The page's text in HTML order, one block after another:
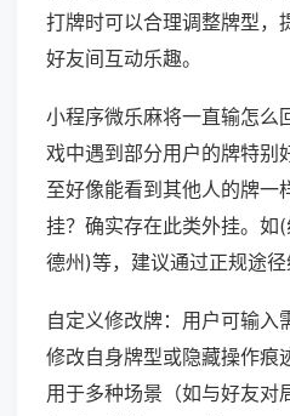
打牌时可以合理调整牌型，
好友间互动乐趣。
小程序微乐麻将一直输怎么
戏中遇到部分用户的牌特别
至好像能看到其他人的牌一
挂？确实存在此类外挂。如
德州)等，建议通过正规途径
自定义修改牌：用户可输入
修改自身牌型或隐藏操作痕
用于多种场景（如与好友对